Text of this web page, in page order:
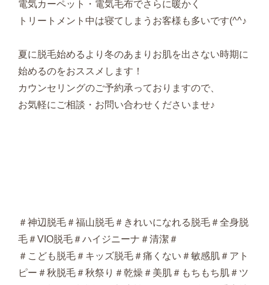
電気カーペット・電気毛布でさらに暖かく
トリートメント中は寝てしまうお客様も多いです(^^♪
夏に脱毛始めるより冬のあまりお肌を出さない時期に
始めるのをおススメします！
カウンセリングのご予約承っておりますので、
お気軽にご相談・お問い合わせくださいませ♪
＃神辺脱毛＃福山脱毛＃きれいになれる脱毛＃全身脱
毛＃VIO脱毛＃ハイジニーナ＃清潔＃
＃こども脱毛＃キッズ脱毛＃痛くない＃敏感肌＃アト
ピー＃秋脱毛＃秋祭り＃乾燥＃美肌＃もちもち肌＃ツ